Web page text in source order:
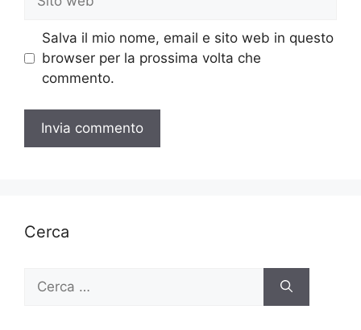
web
Salva il mio nome, email e sito web in questo
browser per la prossima volta che
commento.
Cerca
per: